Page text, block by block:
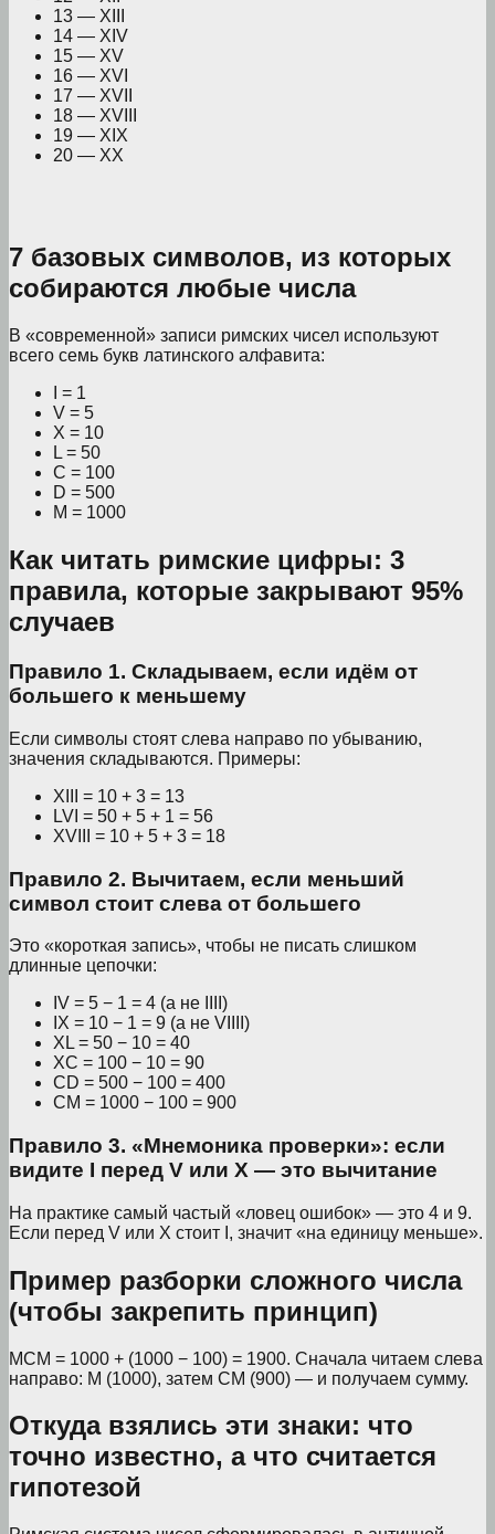
13 — XIII
14 — XIV
15 — XV
16 — XVI
17 — XVII
18 — XVIII
19 — XIX
20 — XX
7 базовых символов, из которых
собираются любые числа
В «современной» записи римских чисел используют
всего семь букв латинского алфавита:
I = 1
V = 5
X = 10
L = 50
C = 100
D = 500
M = 1000
Как читать римские цифры: 3
правила, которые закрывают 95%
случаев
Правило 1. Складываем, если идём от
большего к меньшему
Если символы стоят слева направо по убыванию,
значения складываются. Примеры:
XIII = 10 + 3 = 13
LVI = 50 + 5 + 1 = 56
XVIII = 10 + 5 + 3 = 18
Правило 2. Вычитаем, если меньший
символ стоит слева от большего
Это «короткая запись», чтобы не писать слишком
длинные цепочки:
IV = 5 − 1 = 4 (а не IIII)
IX = 10 − 1 = 9 (а не VIIII)
XL = 50 − 10 = 40
XC = 100 − 10 = 90
CD = 500 − 100 = 400
CM = 1000 − 100 = 900
Правило 3. «Мнемоника проверки»: если
видите I перед V или X — это вычитание
На практике самый частый «ловец ошибок» — это 4 и 9.
Если перед V или X стоит I, значит «на единицу меньше».
Пример разборки сложного числа
(чтобы закрепить принцип)
MCM = 1000 + (1000 − 100) = 1900. Сначала читаем слева
направо: M (1000), затем CM (900) — и получаем сумму.
Откуда взялись эти знаки: что
точно известно, а что считается
гипотезой